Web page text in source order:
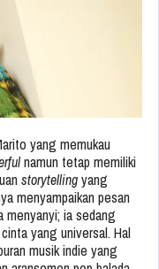
yang memukau
namun tetap memiliki
storytellingyang
menyampaikan pesan
menyanyi; ia sedang
yang universal. Hal
musik indie yang